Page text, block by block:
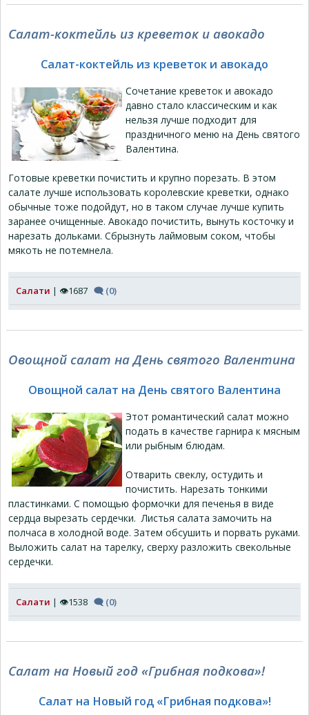
Салат-коктейль из креветок и авокадо
Салат-коктейль из креветок и авокадо
Сочетание креветок и авокадо
давно стало классическим и как
нельзя лучше подходит для
праздничного меню на День святого
Валентина.
Готовые креветки почистить и крупно порезать. В этом
салате лучше использовать королевские креветки, однако
обычные тоже подойдут, но в таком случае лучше купить
заранее очищенные. Авокадо почистить, вынуть косточку и
нарезать дольками. Сбрызнуть лаймовым соком, чтобы
мякоть не потемнела.
Салати | 👁1687 🗨 (0)
Овощной салат на День святого Валентина
Овощной салат на День святого Валентина
Этот романтический салат можно
подать в качестве гарнира к мясным
или рыбным блюдам.
Отварить свеклу, остудить и
почистить. Нарезать тонкими
пластинками. С помощью формочки для печенья в виде
сердца вырезать сердечки. Листья салата замочить на
полчаса в холодной воде. Затем обсушить и порвать руками.
Выложить салат на тарелку, сверху разложить свекольные
сердечки.
Салати | 👁1538 🗨 (0)
Салат на Новый год «Грибная подкова»!
Салат на Новый год «Грибная подкова»!